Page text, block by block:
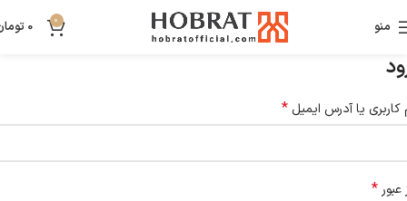
منو 0
0
کاربری یا آدرس ایمیل *
عبور *